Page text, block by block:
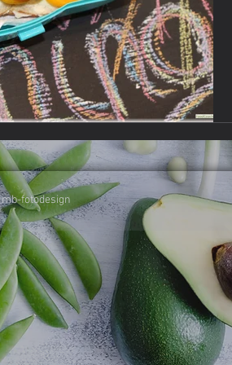
Lebensmittel einfach selbstgemacht
fotodesign